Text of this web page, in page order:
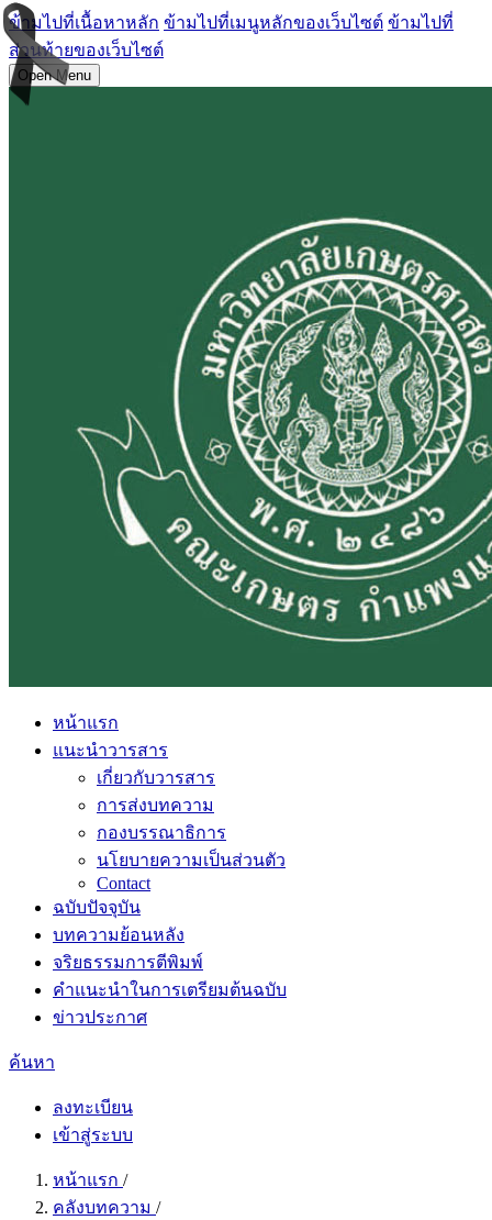
ข้ามไปที่เนื้อหาหลัก ข้ามไปที่เมนูหลักของเว็บไซต์ ข้ามไปที่
ส่วนท้ายของเว็บไซต์
Open Menu
หน้าแรก
แนะนำวารสาร
เกี่ยวกับวารสาร
การส่งบทความ
กองบรรณาธิการ
นโยบายความเป็นส่วนตัว
Contact
ฉบับปัจจุบัน
บทความย้อนหลัง
จริยธรรมการตีพิมพ์
คำแนะนำในการเตรียมต้นฉบับ
ข่าวประกาศ
ค้นหา
ลงทะเบียน
เข้าสู่ระบบ
หน้าแรก /
คลังบทความ /